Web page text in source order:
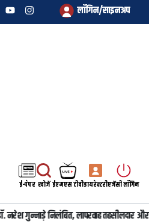
लॉगिन/साइनअप
ई-पेपर खोजें ईएमएस टीवीडायरेक्टरीएजेंसी लॉगिन
गुन्नाड़े निलंबित, लापरवाह तहसीलदार और